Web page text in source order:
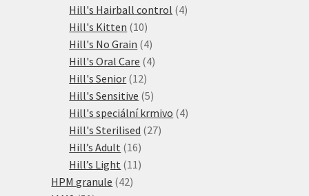
produktů
Hill's Hairball control 44
Hill's Kitten 1010
produktů
Hill's No Grain 44
produkty
Hill's Oral Care 44
Hill's Senior 1212
produktů
Hill's Sensitive 55
produktů
Hill's speciální krmivo 44
Hill's Sterilised 2727
Hill’s Adult 1616
produktů
Hill’s Light 11 11
HPM granule 4242